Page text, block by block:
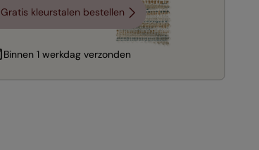
Gratis kleurstalen bestellen
Binnen 1 werkdag verzonden